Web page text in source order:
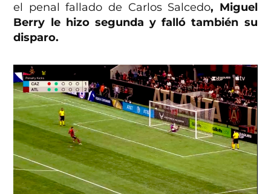
el penal fallado de Carlos Salcedo, Miguel
Berry le hizo segunda y falló también su
disparo.